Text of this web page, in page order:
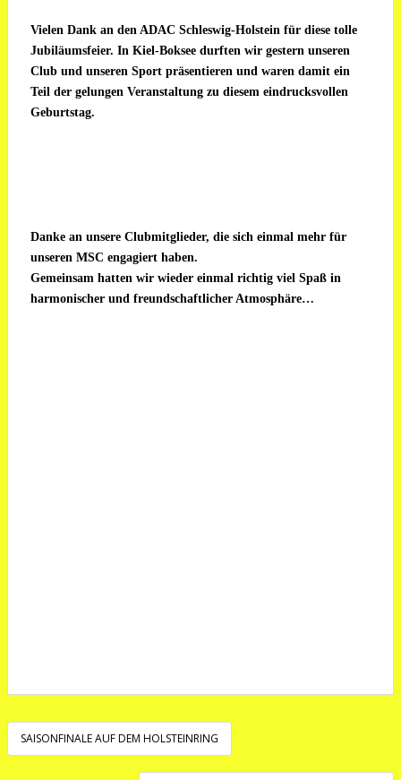
Vielen Dank an den ADAC Schleswig-Holstein für diese tolle
Jubiläumsfeier. In Kiel-Boksee durften wir gestern unseren
Club und unseren Sport präsentieren und waren damit ein
Teil der gelungen Veranstaltung zu diesem eindrucksvollen
Geburtstag.
Danke an unsere Clubmitglieder, die sich einmal mehr für
unseren MSC engagiert haben.
Gemeinsam hatten wir wieder einmal richtig viel Spaß in
harmonischer und freundschaftlicher Atmosphäre…
Beitragsnavigation
SAISONFINALE AUF DEM HOLSTEINRING